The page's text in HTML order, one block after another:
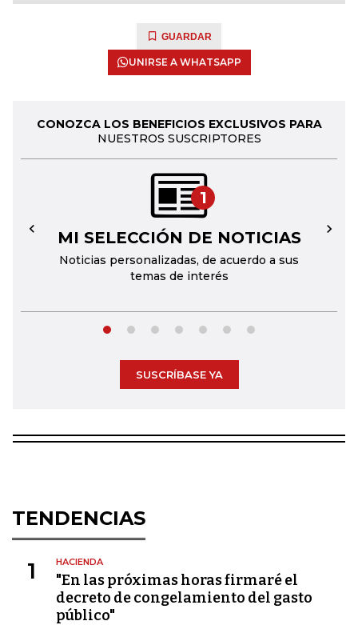
GUARDAR
UNIRSE A WHATSAPP
CONOZCA LOS BENEFICIOS EXCLUSIVOS PARA
NUESTROS SUSCRIPTORES
1
MI SELECCIÓN DE NOTICIAS
Noticias personalizadas, de acuerdo a sus
temas de interés
← →
SUSCRÍBASE YA
TENDENCIAS
1 HACIENDA
"En las próximas horas firmaré el
decreto de congelamiento del gasto
público"